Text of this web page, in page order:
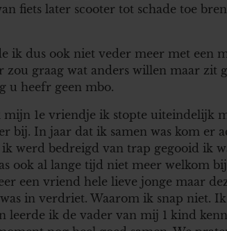
fiets later scooter tot schade toe
ik dus ook niet veder meer met een
zou graag wat anders willen maar zit
u heefr geen mbo.
mijn 1e vriendje ik stopte uiteindelijk
bij. In jaar dat ik samen was kom er
werd bedreigd van trap gegooid ik
ook al lange tijd niet meer welkom
een vriend hele lieve jonge maar
in verdriet. Waarom ik snap niet.
leerde ik de vader van mij 1 kind